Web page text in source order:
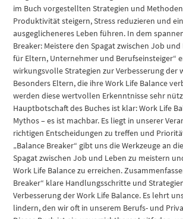
im Buch vorgestellten Strategien und
Produktivität steigern, Stress reduzieren und
ausgeglicheneres Leben führen. In dem
Breaker: Meistere den Spagat zwischen Job
für Eltern, Unternehmer und Berufseinsteiger“
wirkungsvolle Strategien zur Verbesserung der
Besonders Eltern, die ihre Work Life Balance
werden diese wertvollen Erkenntnisse sehr
Hauptbotschaft des Buches ist klar: Work Life
Mythos – es ist machbar. Es liegt in unserer
richtigen Entscheidungen zu treffen und
„Balance Breaker“ gibt uns die Werkzeuge an
Spagat zwischen Job und Leben zu meistern
Work Life Balance zu erreichen.
Breaker“ klare Handlungsschritte und
Verbesserung der Work Life Balance. Es lehrt
lindern, den wir oft in unserem Berufs- und